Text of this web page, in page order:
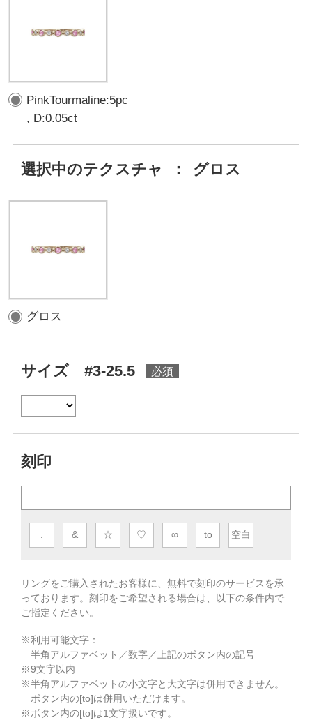
PinkTourmaline:5pc
, D:0.05ct
選択中のテクスチャ ： グロス
グロス
サイズ #3-25.5
刻印
& ☆ ♡ ∞ to 空白
リングをご購入されたお客様に、無料で刻印のサービスを承
っております。 刻印をご希望される場合は、以下の条件内で
ご指定ください。
※利用可能文字：
半角アルファベット／数字／上記のボタン内の記号
※9文字以内
※半角アルファベットの小文字と大文字は併用できません。
ボタン内の[to]は併用いただけます。
※ボタン内の[to]は1文字扱いです。